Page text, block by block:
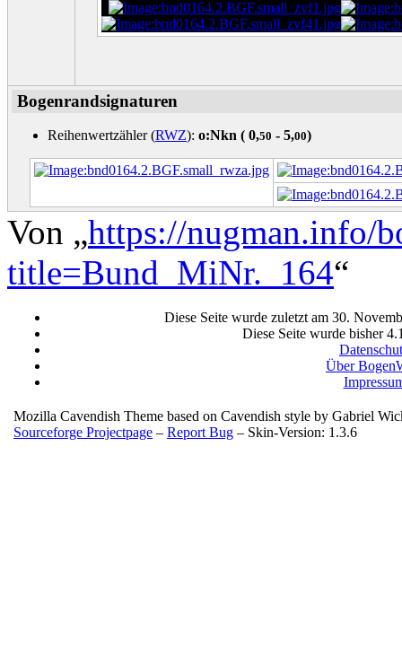
Bogenrandsignaturen
Reihenwertzähler (RWZ): o:Nkn ( 0,50 - 5,00)
Von „https://nugman.info/
title=Bund_MiNr._164“
Diese Seite wurde zuletzt am 30.
Diese Seite wurde bisher
Über
Mozilla Cavendish Theme based on Cavendish style by Gabriel
Sourceforge Projectpage – Report Bug – Skin-Version: 1.3.6